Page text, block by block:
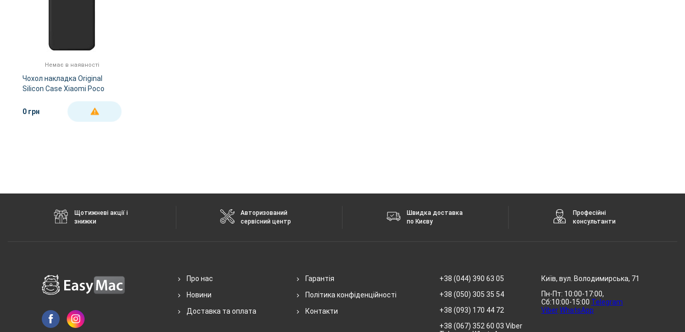
Немає в наявності
Чохол накладка Original
Silicon Case Xiaomi Poco
Black
0 грн ДЕТАЛЬНІШЕ
Щотижневі акції і
знижки
Авторизований
сервісний центр
Швидка доставка
по Києву
Професійні
консультанти
Про нас
Новини
Доставка та оплата
Гарантія
Політика конфіденційності
Контакти
+38 (044) 390 63 05
+38 (050) 305 35 54
+38 (093) 170 44 72
+38 (067) 352 60 03 Viber
Київ, вул. Володимирська, 71
Пн-Пт: 10:00-17:00,
Сб:10:00-15:00 Telegram
ViberWhatsApp